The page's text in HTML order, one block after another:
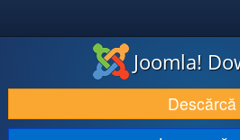
DESCARCĂ & ȘI EXTINDE
DESCOPERĂ & ÎNVAȚĂ
Joomla!
Descărcă